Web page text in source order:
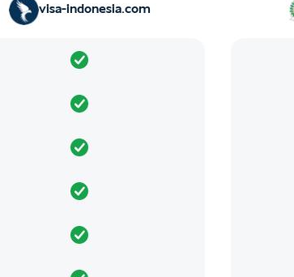
visa-indonesia.com